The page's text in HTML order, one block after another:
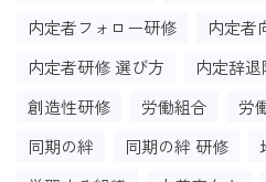
内定者フォロー研修
内定者
内定者研修 選び方
内定辞退
創造性研修
労働組合 労
同期の絆
同期の絆 研修